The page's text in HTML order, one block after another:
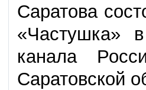
Саратова
«Частушка»
канала
Саратовской